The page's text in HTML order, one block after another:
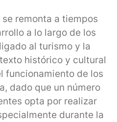
remonta a tiempos
a lo largo de los
al turismo y la
histórico y cultural
funcionamiento de los
dado que un número
opta por realizar
durante la